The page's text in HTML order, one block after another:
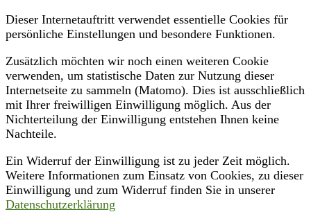
Dieser Internetauftritt verwendet essentielle Cookies für
persönliche Einstellungen und besondere Funktionen.
Zusätzlich möchten wir noch einen weiteren Cookie
verwenden, um statistische Daten zur Nutzung dieser
Internetseite zu sammeln (Matomo). Dies ist ausschließlich
mit Ihrer freiwilligen Einwilligung möglich. Aus der
Nichterteilung der Einwilligung entstehen Ihnen keine
Nachteile.
Ein Widerruf der Einwilligung ist zu jeder Zeit möglich.
Weitere Informationen zum Einsatz von Cookies, zu dieser
Einwilligung und zum Widerruf finden Sie in unserer
Datenschutzerklärung